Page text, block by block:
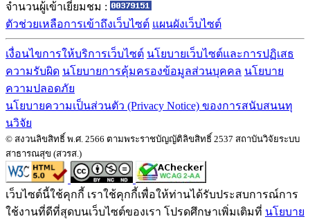
จำนวนผู้เข้าเยี่ยมชม :
ตัวช่วยเหลือการเข้าถึงเว็บไซต์ แผนผังเว็บไซต์
เงื่อนไขการให้บริการเว็บไซต์ นโยบายเว็บไซต์และการปฏิเสธ
ความรับผิด นโยบายการคุ้มครองข้อมูลส่วนบุคคล นโยบาย
ความปลอดภัย
นโยบายความเป็นส่วนตัว (Privacy Notice) ของการสนับสนนทุ
นวิจัย
© สงวนลิขสิทธิ์ พ.ศ. 2566 ตามพระราชบัญญัติลิขสิทธิ์ 2537 สถาบันวิจัยระบบ
สาธารณสุข (สวรส.)
เว็บไซต์นี้ใช้คุกกี้ เราใช้คุกกี้เพื่อให้ท่านได้รับประสบการณ์การ
ใช้งานที่ดีที่สุดบนเว็บไซต์ของเรา โปรดศึกษาเพิ่มเติมที่ นโยบาย